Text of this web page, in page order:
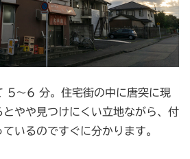
5～6 分。住宅街の中に唐突に現
やや見つけにくい立地ながら、付
いるのですぐに分かります。